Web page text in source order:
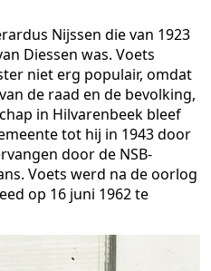
Nijssen die van 1923
Diessen was. Voets
niet erg populair, omdat
de raad en de bevolking,
in Hilvarenbeek bleef
tot hij in 1943 door
door de NSB-
Voets werd na de oorlog
op 16 juni 1962 te